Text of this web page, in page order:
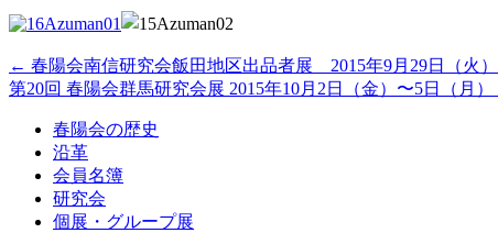
← 春陽会南信研究会飯田地区出品者展 2015年9月29日（火）
第20回 春陽会群馬研究会展 2015年10月2日（金）〜5日（月）
春陽会の歴史
沿革
会員名簿
研究会
個展・グループ展